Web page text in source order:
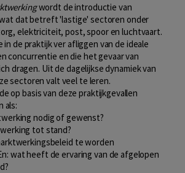
wordt de introductie van
dat betreft 'lastige' sectoren onder
elektriciteit, post, spoor en luchtvaart.
in de praktijk ver afliggen van de ideale
concurrentie en die het gevaar van
dragen. Uit de dagelijkse dynamiek van
sectoren valt veel te leren.
op basis van deze praktijkgevallen
als:
nodig of gewenst?
tot stand?
te worden
wat heeft de ervaring van de afgelopen